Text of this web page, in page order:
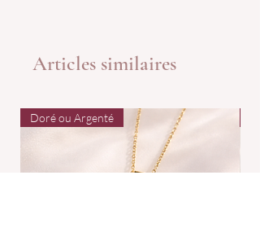
Articles similaires
Doré ou Argenté